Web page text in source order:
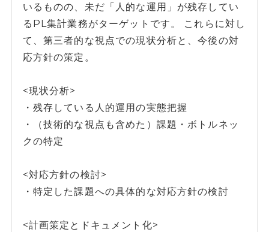
いるものの、未だ「人的な運用」が残存してい
るPL集計業務がターゲットです。 これらに対し
て、第三者的な視点での現状分析と、今後の対
応方針の策定。
<現状分析>
・残存している人的運用の実態把握
・（技術的な視点も含めた）課題・ボトルネッ
クの特定
<対応方針の検討>
・特定した課題への具体的な対応方針の検討
<計画策定とドキュメント化>